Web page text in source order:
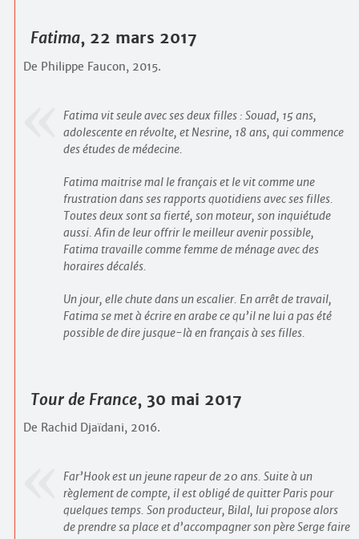
Fatima, 22 mars 2017
De Philippe Faucon, 2015.
Fatima vit seule avec ses deux filles : Souad, 15 ans,
adolescente en révolte, et Nesrine, 18 ans, qui commence
des études de médecine.
Fatima maitrise mal le français et le vit comme une
frustration dans ses rapports quotidiens avec ses filles.
Toutes deux sont sa fierté, son moteur, son inquiétude
aussi. Afin de leur offrir le meilleur avenir possible,
Fatima travaille comme femme de ménage avec des
horaires décalés.
Un jour, elle chute dans un escalier. En arrêt de travail,
Fatima se met à écrire en arabe ce qu’il ne lui a pas été
possible de dire jusque-là en français à ses filles.
Tour de France, 30 mai 2017
De Rachid Djaïdani, 2016.
Far’Hook est un jeune rapeur de 20 ans. Suite à un
règlement de compte, il est obligé de quitter Paris pour
quelques temps. Son producteur, Bilal, lui propose alors
de prendre sa place et d’accompagner son père Serge faire